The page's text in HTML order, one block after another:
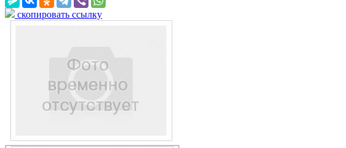
скопировать ссылку